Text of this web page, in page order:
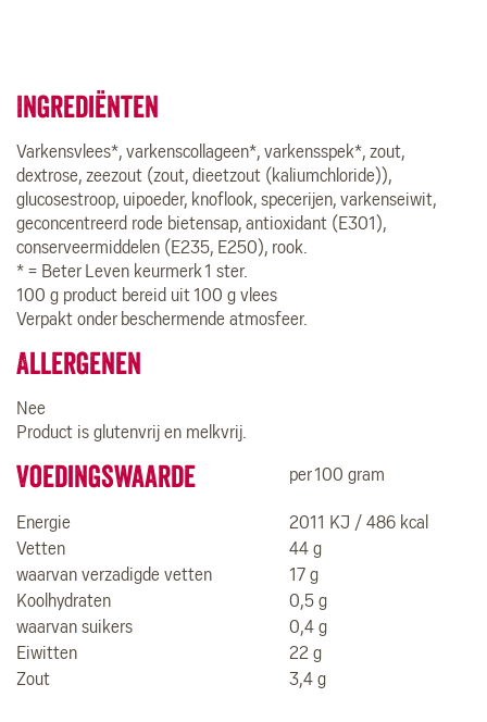
Ingrediënten
Varkensvlees*, varkenscollageen*, varkensspek*, zout,
dextrose, zeezout (zout, dieetzout (kaliumchloride)),
glucosestroop, uipoeder, knoflook, specerijen, varkenseiwit,
geconcentreerd rode bietensap, antioxidant (E301),
conserveermiddelen (E235, E250), rook.
* = Beter Leven keurmerk 1 ster.
100 g product bereid uit 100 g vlees
Verpakt onder beschermende atmosfeer.
Allergenen
Nee
Product is glutenvrij en melkvrij.
Voedingswaarde per 100 gram
Energie
2011 KJ / 486 kcal
Vetten
44 g
waarvan verzadigde vetten
17 g
Koolhydraten
0,5 g
waarvan suikers
0,4 g
Eiwitten
22 g
Zout
3,4 g